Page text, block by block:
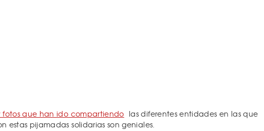
fotos que han ido compartiendo las diferentes entidades en las que
estas pijamadas solidarias son geniales.